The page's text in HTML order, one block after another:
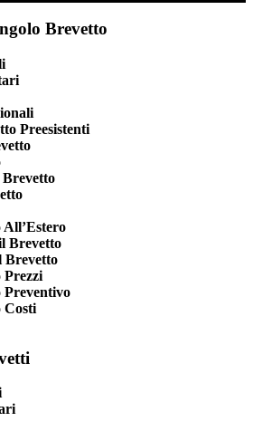
Brevetto
Preesistenti
Brevetto
All’Estero
Brevetto
Brevetto
Prezzi
Preventivo
Costi